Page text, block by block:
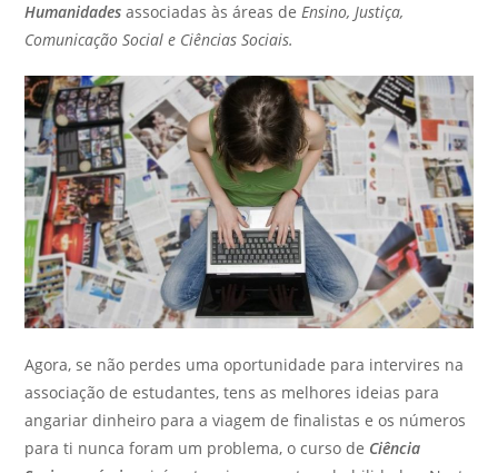
Humanidades associadas às áreas deEnsino, Justiça,
Comunicação Social e Ciências Sociais.
Agora, se não perdes uma oportunidade para intervires na
associação de estudantes, tens as melhores ideias para
angariar dinheiro para a viagem de finalistas e os números
para ti nunca foram um problema, o curso de Ciência